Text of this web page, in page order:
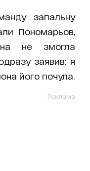
запальну
Пономарьов,
не змогла
заявив: я
його почула.
Реклама